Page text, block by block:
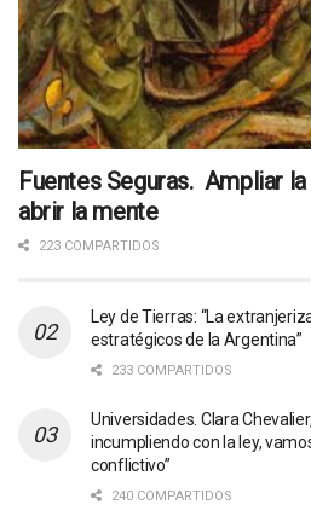
Fuentes Seguras. Ampliar la
abrir la mente
223 COMPARTIDOS
Ley de Tierras: “La
estratégicos de la Argentina”
233 COMPARTIDOS
Universidades. Clara
incumpliendo con la ley,
conflictivo”
240 COMPARTIDOS